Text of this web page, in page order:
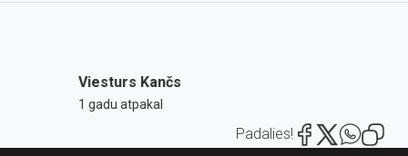
Viesturs Kančs
1 gadu atpakal
Padalies!